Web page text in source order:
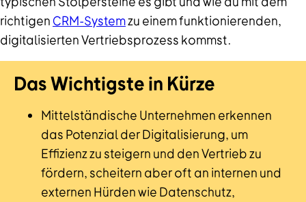
richtigenCRM-Systemzu einem funktionierenden,
digitalisierten Vertriebsprozess kommst.
Das Wichtigste in Kürze
Mittelständische Unternehmen erkennen
das Potenzial der Digitalisierung, um
Effizienz zu steigern und den Vertrieb zu
fördern, scheitern aber oft an internen und
externen Hürden wie Datenschutz,